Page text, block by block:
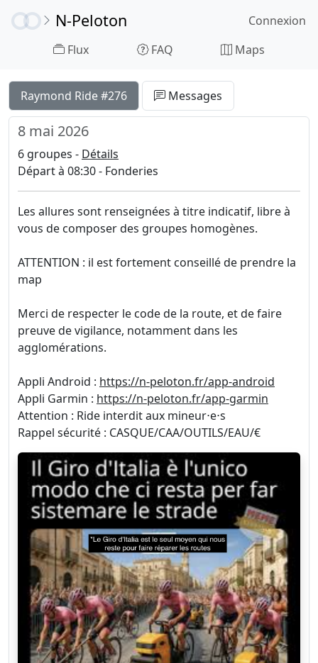
N-Peloton
Flux FAQ Maps
Connexion
Raymond Ride #276 Messages
8 mai 2026
6 groupes - Détails
Départ à 08:30 - Fonderies
Les allures sont renseignées à titre indicatif, libre à
vous de composer des groupes homogènes.
ATTENTION : il est fortement conseillé de prendre la
map
Merci de respecter le code de la route, et de faire
preuve de vigilance, notamment dans les
agglomérations.
Appli Android : https://n-peloton.fr/app-android
Appli Garmin : https://n-peloton.fr/app-garmin
Attention : Ride interdit aux mineur⋅e⋅s
Rappel sécurité : CASQUE/CAA/OUTILS/EAU/€